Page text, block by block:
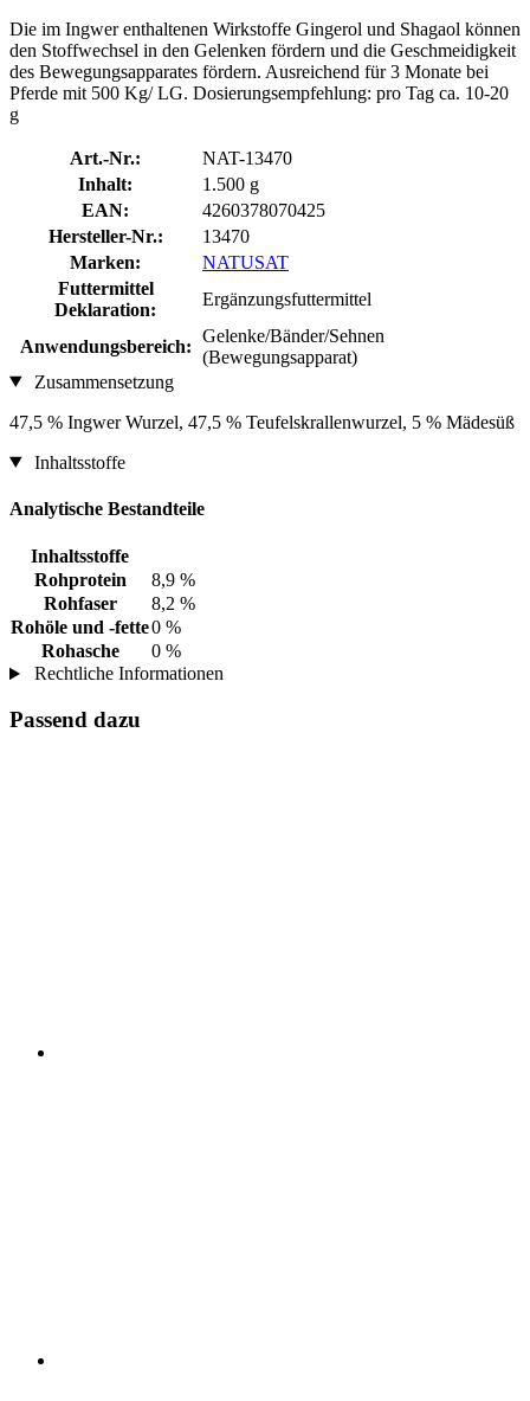
Die im Ingwer enthaltenen Wirkstoffe Gingerol und Shagaol können
den Stoffwechsel in den Gelenken fördern und die Geschmeidigkeit
des Bewegungsapparates fördern. Ausreichend für 3 Monate bei
Pferde mit 500 Kg/ LG. Dosierungsempfehlung: pro Tag ca. 10-20
g
Art.-Nr.:
NAT-13470
Inhalt:
1.500 g
EAN:
4260378070425
Hersteller-Nr.:
13470
Marken:
NATUSAT
Futtermittel
Deklaration:
Ergänzungsfuttermittel
Anwendungsbereich:
Gelenke/Bänder/Sehnen
(Bewegungsapparat)
Zusammensetzung
47,5 % Ingwer Wurzel, 47,5 % Teufelskrallenwurzel, 5 % Mädesüß
Inhaltsstoffe
Analytische Bestandteile
Inhaltsstoffe
Rohprotein
8,9 %
Rohfaser
8,2 %
Rohöle und -fette0 %
Rohasche
0 %
Rechtliche Informationen
Passend dazu